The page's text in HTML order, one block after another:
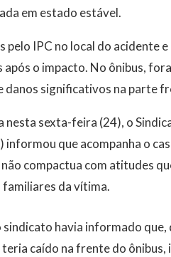
em estado estável.
pelo IPC no local do
após o impacto. No ônibus,
danos significativos na parte
nesta sexta-feira (24), o
informou que acompanha o
compactua com atitudes
da vítima.
sindicato havia informado
caído na frente do